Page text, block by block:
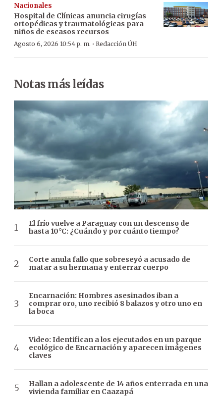
Nacionales
Hospital de Clínicas anuncia cirugías
ortopédicas y traumatológicas para
niños de escasos recursos
Agosto 6, 2026 10:54 p. m. · Redacción ÚH
Notas más leídas
El frío vuelve a Paraguay con un descenso de
hasta 10°C: ¿Cuándo y por cuánto tiempo?
Corte anula fallo que sobreseyó a acusado de
matar a su hermana y enterrar cuerpo
Encarnación: Hombres asesinados iban a
comprar oro, uno recibió 8 balazos y otro uno en
la boca
Video: Identifican a los ejecutados en un parque
ecológico de Encarnación y aparecen imágenes
claves
Hallan a adolescente de 14 años enterrada en una
vivienda familiar en Caazapá